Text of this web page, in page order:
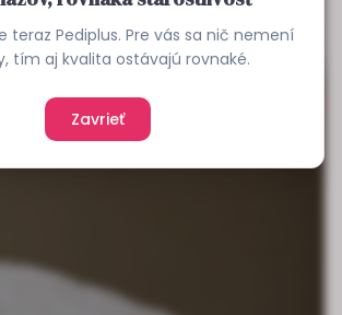
teraz Pediplus. Pre vás sa nič nemení
tím aj kvalita ostávajú rovnaké.
Zavrieť